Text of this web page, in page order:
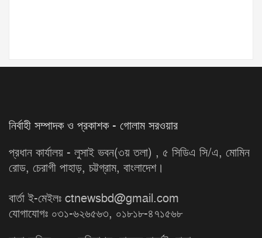
নির্বাহী সম্পাদক ও প্রকাশক - গোলাম সরওয়ার
প্রধান কার্যালয় - লুসাই ভবন(৩য় তলা) , ৫ সিডিএ সি/এ, মোমিন
রোড, চেরাগী পাহাড়, চট্টগ্রাম, বাংলাদেশ।
বার্তা ই-মেইলঃ ctnewsbd@gmail.com
যোগাযোগঃ ০৩১-৬২৬৫৬৩, ০১৮১৮-৪৭১৫৬৮